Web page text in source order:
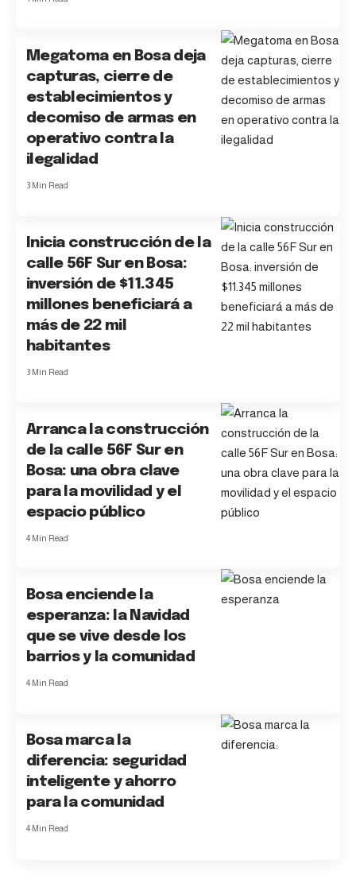
Megatoma en Bosa deja
capturas, cierre de
establecimientos y
decomiso de armas en
operativo contra la
ilegalidad
3 Min Read
Inicia construcción de la
calle 56F Sur en Bosa:
inversión de $11.345
millones beneficiará a
más de 22 mil
habitantes
3 Min Read
Arranca la construcción
de la calle 56F Sur en
Bosa: una obra clave
para la movilidad y el
espacio público
4 Min Read
Bosa enciende la
esperanza: la Navidad
que se vive desde los
barrios y la comunidad
4 Min Read
Bosa marca la
diferencia: seguridad
inteligente y ahorro
para la comunidad
4 Min Read